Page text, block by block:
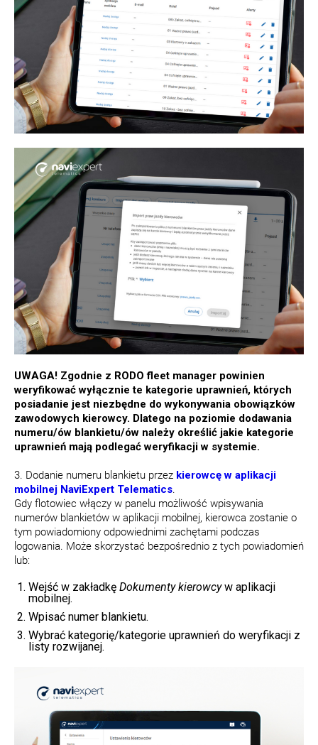
UWAGA! Zgodnie z RODO fleet manager powinien
weryfikować wyłącznie te kategorie uprawnień, których
posiadanie jest niezbędne do wykonywania obowiązków
zawodowych kierowcy. Dlatego na poziomie dodawania
numeru/ów blankietu/ów należy określić jakie kategorie
uprawnień mają podlegać weryfikacji w systemie.
3. Dodanie numeru blankietu przez kierowcę w aplikacji
mobilnej NaviExpert Telematics.
Gdy flotowiec włączy w panelu możliwość wpisywania
numerów blankietów w aplikacji mobilnej, kierowca zostanie o
tym powiadomiony odpowiednimi zachętami podczas
logowania. Może skorzystać bezpośrednio z tych powiadomień
lub:
Wejść w zakładkę Dokumenty kierowcyw aplikacji
mobilnej.
Wpisać numer blankietu.
Wybrać kategorię/kategorie uprawnień do weryfikacji z
listy rozwijanej.